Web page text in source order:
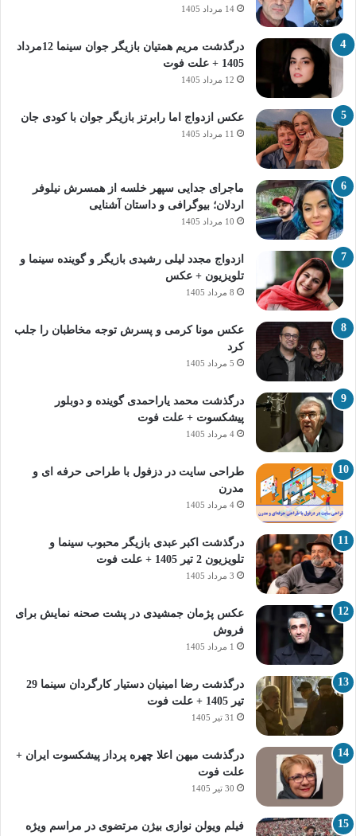
14 مرداد 1405
درگذشت مریم همتیان بازیگر جوان سینما 12مرداد
1405 + علت فوت
12 مرداد 1405
عکس ازدواج اما رابرتز بازیگر جوان با کودی جان
11 مرداد 1405
ماجرای جدایی سپهر خلسه از همسرش نیلوفر
اردلان؛ بیوگرافی و داستان آشنایی
10 مرداد 1405
ازدواج مجدد لیلی رشیدی بازیگر و گوینده سینما و
تلویزیون + عکس
8 مرداد 1405
عکس مونا کرمی و پسرش توجه مخاطبان را جلب
کرد
5 مرداد 1405
درگذشت محمد یاراحمدی گوینده و دوبلور
پیشکسوت + علت فوت
4 مرداد 1405
طراحی سایت در دزفول با طراحی حرفه‌ ای و
مدرن
4 مرداد 1405
درگذشت اکبر عبدی بازیگر محبوب سینما و
تلویزیون 2 تیر 1405 + علت فوت
3 مرداد 1405
عکس پژمان جمشیدی در پشت صحنه نمایش برای
فروش
1 مرداد 1405
درگذشت رضا امینیان دستیار کارگردان سینما 29
تیر 1405 + علت فوت
31 تیر 1405
درگذشت میهن اعلا چهره پرداز پیشکسوت ایران +
علت فوت
30 تیر 1405
فیلم ویولن نوازی بیژن مرتضوی در مراسم ویژه